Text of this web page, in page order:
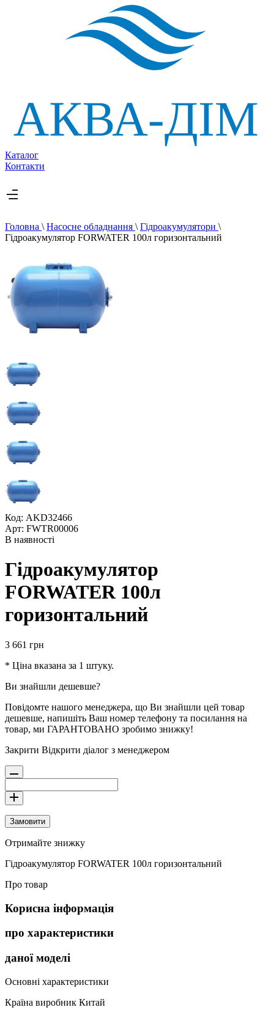
Каталог
Контакти
Головна \ Насосне обладнання \ Гідроакумулятори \
Гідроакумулятор FORWATER 100л горизонтальний
Код: AKD32466
Арт: FWTR00006
В наявності
Гідроакумулятор
FORWATER 100л
горизонтальний
3 661 грн
* Ціна вказана за 1 штуку.
Ви знайшли дешевше?
Повідомте нашого менеджера, що Ви знайшли цей товар
дешевше, напишіть Ваш номер телефону та посилання на
товар, ми ГАРАНТОВАНО зробимо знижку!
Закрити Відкрити діалог з менеджером
Замовити
Отримайте знижку
Гідроакумулятор FORWATER 100л горизонтальний
Про товар
Корисна інформація
про характеристики
даної моделі
Основні характеристики
Країна виробник Китай